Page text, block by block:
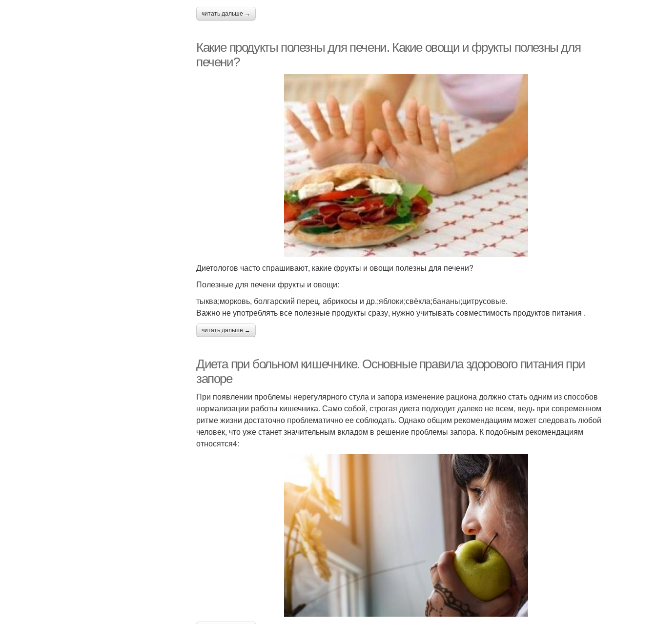
читать дальше →
Какие продукты полезны для печени. Какие овощи и фрукты полезны для
печени?
Диетологов часто спрашивают, какие фрукты и овощи полезны для печени?
Полезные для печени фрукты и овощи:
тыква;морковь, болгарский перец, абрикосы и др.;яблоки;свёкла;бананы;цитрусовые.
Важно не употреблять все полезные продукты сразу, нужно учитывать совместимость продуктов питания .
читать дальше →
Диета при больном кишечнике. Основные правила здорового питания при
запоре
При появлении проблемы нерегулярного стула и запора изменение рациона должно стать одним из способов
нормализации работы кишечника. Само собой, строгая диета подходит далеко не всем, ведь при современном
ритме жизни достаточно проблематично ее соблюдать. Однако общим рекомендациям может следовать любой
человек, что уже станет значительным вкладом в решение проблемы запора. К подобным рекомендациям
относятся4: